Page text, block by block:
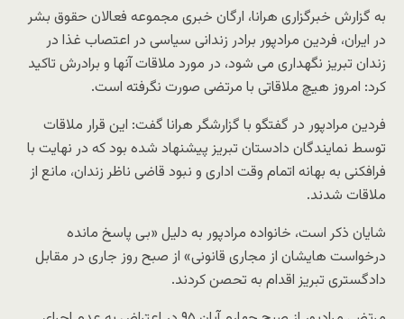
به گزارش خبرگزاری هرانا، ارگان خبری مجموعه فعالان حقوق بشر
در ایران، فردین مرادپور برادر زندانی سیاسی در اعتصاب غذا در
زندان تبریز نگهداری می شود، در مورد ملاقات آنها و برادرش تاکید
کرد: امروز هیچ ملاقاتی با مرتضی صورت نگرفته است.
فردین مرادپور در گفتگو با گزارشگر هرانا گفت: این قرار ملاقات
توسط نمایندگان دادستان تبریز پیشنهاد شده بود که در نهایت با
فرافکنی به بهانه اتمام وقت اداری و نبود قاضی ناظر زندان، مانع از
ملاقات شدند.
شایان ذکر است، خانواده مرادپور به دلیل «بی پاسخ مانده
درخواست هایشان از مجاری قانونی» از صبح روز جاری در مقابل
دادگستری تبریز اقدام به تحصن کردند.